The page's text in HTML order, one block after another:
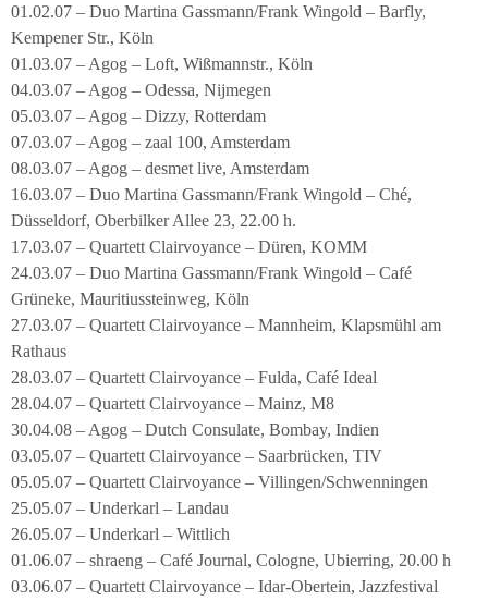
01.02.07 – Duo Martina Gassmann/Frank Wingold – Barfly,
Kempener Str., Köln
01.03.07 – Agog – Loft, Wißmannstr., Köln
04.03.07 – Agog – Odessa, Nijmegen
05.03.07 – Agog – Dizzy, Rotterdam
07.03.07 – Agog – zaal 100, Amsterdam
08.03.07 – Agog – desmet live, Amsterdam
16.03.07 – Duo Martina Gassmann/Frank Wingold – Ché,
Düsseldorf, Oberbilker Allee 23, 22.00 h.
17.03.07 – Quartett Clairvoyance – Düren, KOMM
24.03.07 – Duo Martina Gassmann/Frank Wingold – Café
Grüneke, Mauritiussteinweg, Köln
27.03.07 – Quartett Clairvoyance – Mannheim, Klapsmühl am
Rathaus
28.03.07 – Quartett Clairvoyance – Fulda, Café Ideal
28.04.07 – Quartett Clairvoyance – Mainz, M8
30.04.08 – Agog – Dutch Consulate, Bombay, Indien
03.05.07 – Quartett Clairvoyance – Saarbrücken, TIV
05.05.07 – Quartett Clairvoyance – Villingen/Schwenningen
25.05.07 – Underkarl – Landau
26.05.07 – Underkarl – Wittlich
01.06.07 – shraeng – Café Journal, Cologne, Ubierring, 20.00 h
03.06.07 – Quartett Clairvoyance – Idar-Obertein, Jazzfestival